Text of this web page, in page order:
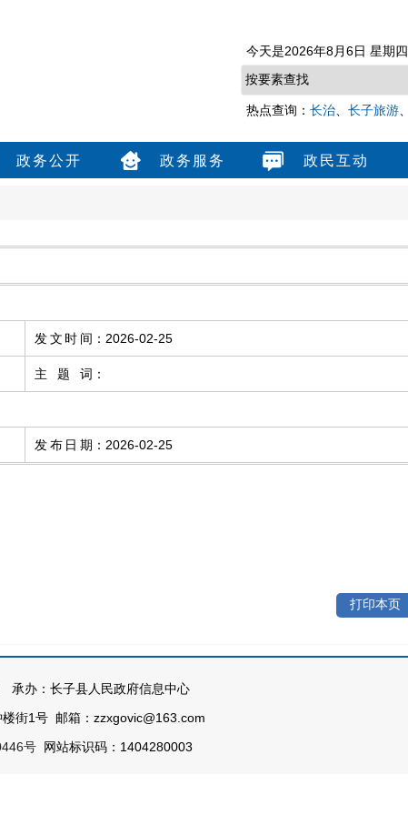
今天是2026年8月6日 星期四
热点查询： 长治 长子旅游
政务公开 政务服务 政民互动
发文时间 ： 2026-02-25
主题词 ：
发布日期 ： 2026-02-25
打印本页
办：长子县人民政府信息中心
街1号 邮箱：zzxgovic@163.com
号 网站标识码：1404280003